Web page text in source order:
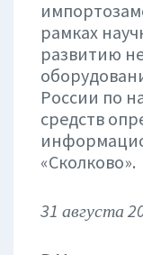
рамках
развитию
России по
средств
«Сколково».
31 августа